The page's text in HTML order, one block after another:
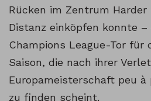
Rücken im Zentrum
Distanz einköpfen konnte
Champions League-Tor für
Saison, die nach ihrer
Europameisterschaft peu à
zu finden scheint.